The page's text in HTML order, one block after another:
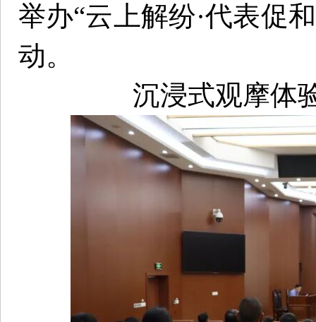
举办“云上解纷·代表促
动。
沉浸式观摩体